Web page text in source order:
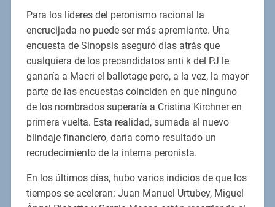
Para los líderes del peronismo racional la
encrucijada no puede ser más apremiante. Una
encuesta de Sinopsis aseguró días atrás que
cualquiera de los precandidatos anti k del PJ le
ganaría a Macri el ballotage pero, a la vez, la mayor
parte de las encuestas coinciden en que ninguno
de los nombrados superaría a Cristina Kirchner en
primera vuelta. Esta realidad, sumada al nuevo
blindaje financiero, daría como resultado un
recrudecimiento de la interna peronista.
En los últimos días, hubo varios indicios de que los
tiempos se aceleran: Juan Manuel Urtubey, Miguel